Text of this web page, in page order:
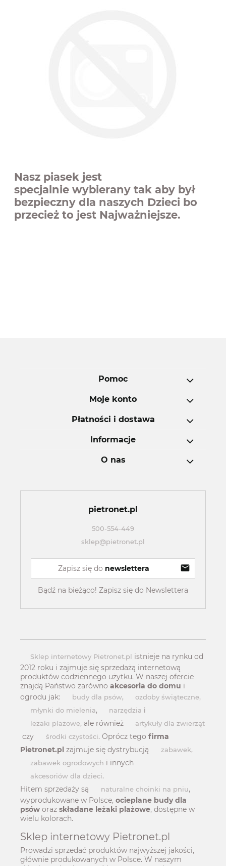
Nasz piasek jest
specjalnie wybierany tak aby był
bezpieczny dla naszych Dzieci bo
przecież to jest Najważniejsze.
Pomoc
Moje konto
Płatności i dostawa
Informacje
O nas
pietronet.pl
500-554-449
sklep@pietronet.pl
Zapisz się do newslettera
Bądź na bieżąco! Zapisz się do Newslettera
Sklep internetowy Pietronet.pl istnieje na rynku od
2012 roku i zajmuje się sprzedażą internetową
produktów codziennego użytku. W naszej ofercie
znajdą Państwo zarówno akcesoria do domu i
ogrodu jak:
budy dla psów, ozdoby świąteczne,
młynki do mielenia, narzędzia i
leżaki plażowe, ale również artykuły dla zwierząt
czy środki czystości. Oprócz tego firma
Pietronet.pl zajmuje się dystrybucją zabawek,
zabawek ogrodowych i innych
akcesoriów dla dzieci.
Hitem sprzedaży są
naturalne choinki na pniu,
wyprodukowane w Polsce, ocieplane budy dla
psów oraz składane leżaki plażowe, dostępne w
wielu kolorach.
Sklep internetowy Pietronet.pl
Prowadzi sprzedać produktów najwyższej jakości,
głównie produkowanych w Polsce. W naszym